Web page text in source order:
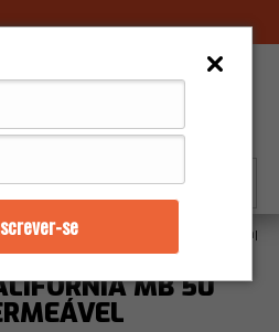
se
Mochila Califórnia MB 50
MB 50